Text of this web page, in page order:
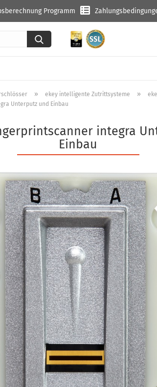
Programm
Suche...
» ekey intelligente Zutrittsysteme »
Unterputz und Einbau
integra
Einbau